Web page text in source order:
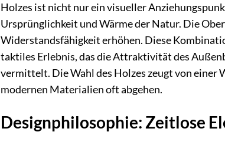
Holzes ist nicht nur ein visueller
Ursprünglichkeit und Wärme der Natur. Die
Widerstandsfähigkeit erhöhen. Diese
taktiles Erlebnis, das die Attraktivität des
vermittelt. Die Wahl des Holzes zeugt von
modernen Materialien oft abgehen.
Designphilosophie: Zeitlose